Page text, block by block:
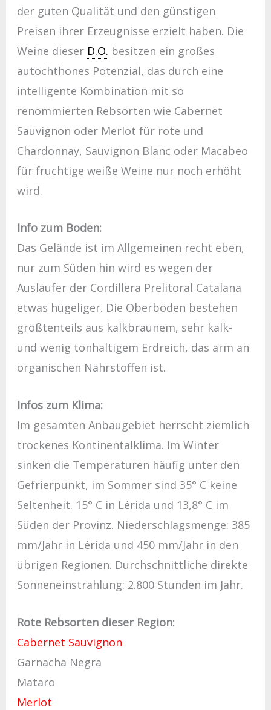
der guten Qualität und den günstigen
Preisen ihrer Erzeugnisse erzielt haben. Die
Weine dieser D.O. besitzen ein großes
autochthones Potenzial, das durch eine
intelligente Kombination mit so
renommierten Rebsorten wie Cabernet
Sauvignon oder Merlot für rote und
Chardonnay, Sauvignon Blanc oder Macabeo
für fruchtige weiße Weine nur noch erhöht
wird.
Info zum Boden:
Das Gelände ist im Allgemeinen recht eben,
nur zum Süden hin wird es wegen der
Ausläufer der Cordillera Prelitoral Catalana
etwas hügeliger. Die Oberböden bestehen
größtenteils aus kalkbraunem, sehr kalk-
und wenig tonhaltigem Erdreich, das arm an
organischen Nährstoffen ist.
Infos zum Klima:
Im gesamten Anbaugebiet herrscht ziemlich
trockenes Kontinentalklima. Im Winter
sinken die Temperaturen häufig unter den
Gefrierpunkt, im Sommer sind 35° C keine
Seltenheit. 15° C in Lérida und 13,8° C im
Süden der Provinz. Niederschlagsmenge: 385
mm/Jahr in Lérida und 450 mm/Jahr in den
übrigen Regionen. Durchschnittliche direkte
Sonneneinstrahlung: 2.800 Stunden im Jahr.
Rote Rebsorten dieser Region:
Cabernet Sauvignon
Garnacha Negra
Mataro
Merlot